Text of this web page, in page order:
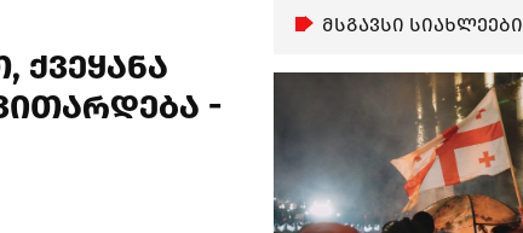
ქვეყანა
-
მსგავსი სიახლეები